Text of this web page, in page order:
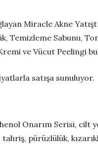
Miracle Akne
Temizleme Sabunu,
ve Vücut Peelingi
satışa sunuluyor.
Onarım Serisi, cilt
pürüzlülük,